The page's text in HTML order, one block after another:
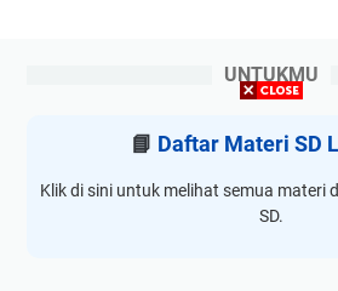
UNTUKMU
📘 Daftar Materi SD
Klik di sini untuk melihat semua materi
SD.